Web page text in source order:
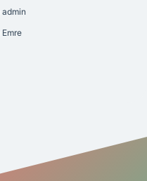
admin
Emre